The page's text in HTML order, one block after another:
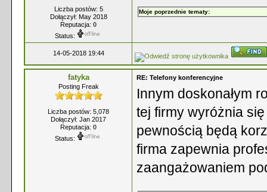
Liczba postów: 5
Dołączył: May 2018
Reputacja: 0
Status:
Moje poprzednie tematy:
14-05-2018 19:44
fatyka
Posting Freak
Liczba postów: 5,078
Dołączył: Jan 2017
Reputacja: 0
Status:
RE: Telefony konferencyjne
Innym doskonałym
tej firmy wyróżnia
pewnością będą
firma zapewnia
zaangażowaniem